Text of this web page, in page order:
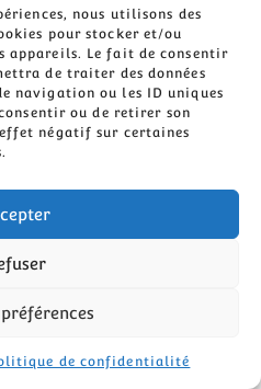
nous utilisons des
pour stocker et/ou
appareils. Le fait de consentir
de traiter des données
navigation ou les ID uniques
ou de retirer son
négatif sur certaines
de confidentialité